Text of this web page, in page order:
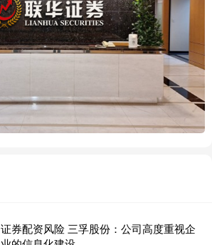
证券配资风险 三孚股份：公司高度重视企